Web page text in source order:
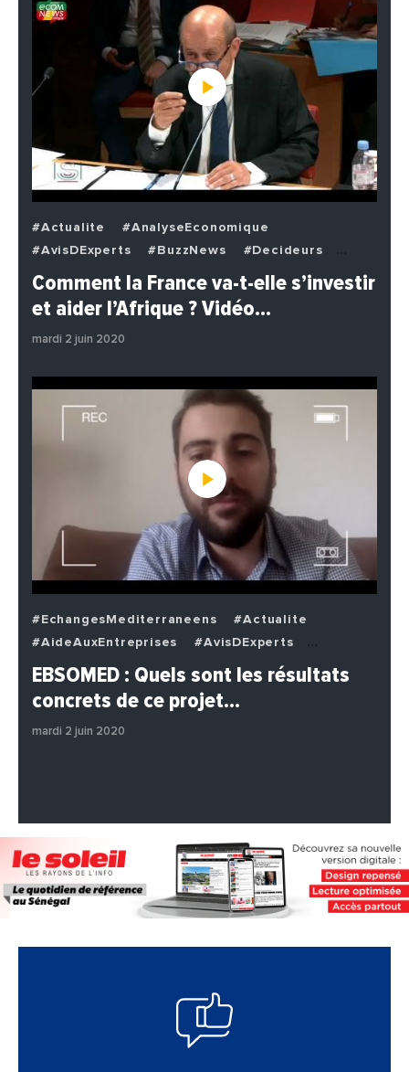
#Actualite
#AnalyseEconomique
#AvisDExperts
#BuzzNews
#Decideurs
#EchangesMediterraneens
#Economie
#Politique
Comment la France va-t-elle s’investir
et aider l’Afrique ? Vidéo…
mardi 2 juin 2020
#EchangesMediterraneens
#Actualite
#AideAuxEntreprises
#AvisDExperts
#BuzzNews
#Decideurs
#Entreprises
#Institutions
EBSOMED : Quels sont les résultats
concrets de ce projet…
mardi 2 juin 2020